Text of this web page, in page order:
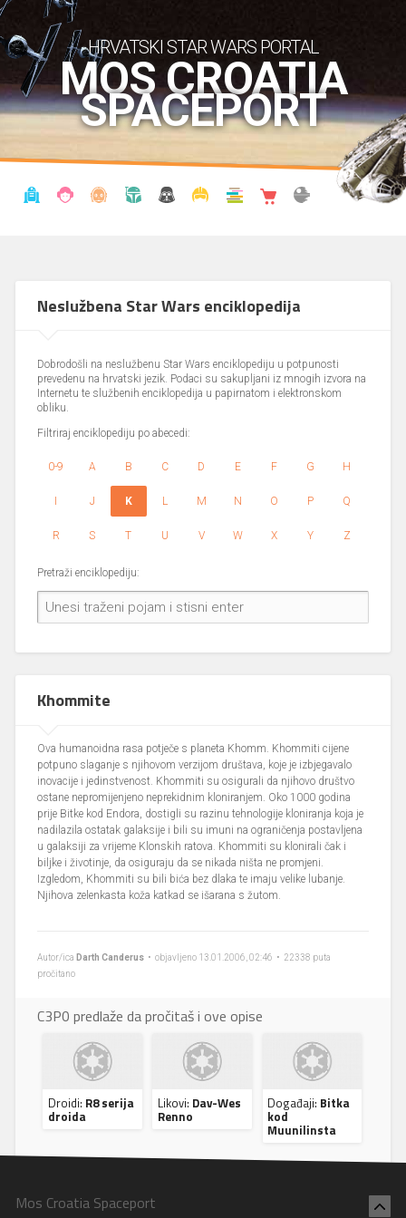
HRVATSKI STAR WARS PORTAL
MOS CROATIA
SPACEPORT
Neslužbena Star Wars enciklopedija
Dobrodošli na neslužbenu Star Wars enciklopediju u potpunosti
prevedenu na hrvatski jezik. Podaci su sakupljani iz mnogih izvora na
Internetu te službenih enciklopedija u papirnatom i elektronskom
obliku.
Filtriraj enciklopediju po abecedi:
0-9 A B C D E F G H
I J K L M N O P Q
R S T U V W X Y Z
Pretraži enciklopediju:
Khommite
Ova humanoidna rasa potječe s planeta Khomm. Khommiti cijene
potpuno slaganje s njihovom verzijom društava, koje je izbjegavalo
inovacije i jedinstvenost. Khommiti su osigurali da njihovo društvo
ostane nepromijenjeno neprekidnim kloniranjem. Oko 1000 godina
prije Bitke kod Endora, dostigli su razinu tehnologije kloniranja koja je
nadilazila ostatak galaksije i bili su imuni na ograničenja postavljena
u galaksiji za vrijeme Klonskih ratova. Khommiti su klonirali čak i
biljke i životinje, da osiguraju da se nikada ništa ne promjeni.
Izgledom, Khommiti su bili bića bez dlaka te imaju velike lubanje.
Njihova zelenkasta koža katkad se išarana s žutom.
Autor/ica Darth Canderus • objavljeno 13.01.2006, 02:46 • 22338 puta
pročitano
C3P0 predlaže da pročitaš i ove opise
Droidi: R8 serija
droida
Likovi: Dav-Wes
Renno
Događaji: Bitka
kod
Muunilinsta
Mos Croatia Spaceport